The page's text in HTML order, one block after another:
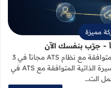
مميزة
- جرّب بنفسك الآن
كيفية إنشاء سيرة ذاتية احترافية متوافقة مع نظام ATS مجاناً في 3
خطوات فقط مقدمة عن أهمية السيرة الذاتية المتوافقة مع ATS في
الت…